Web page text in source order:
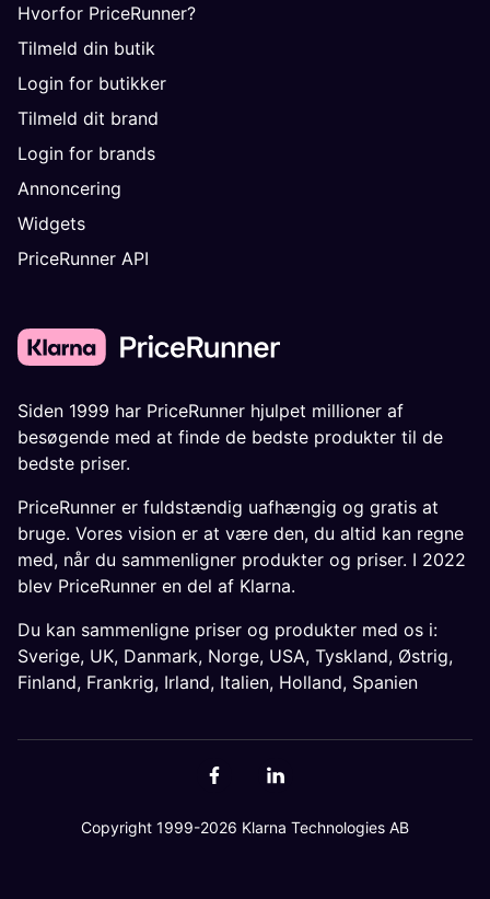
Hvorfor PriceRunner?
Tilmeld din butik
Login for butikker
Tilmeld dit brand
Login for brands
Annoncering
Widgets
PriceRunner API
Siden 1999 har PriceRunner hjulpet millioner af
besøgende med at finde de bedste produkter til de
bedste priser.
PriceRunner er fuldstændig uafhængig og gratis at
bruge. Vores vision er at være den, du altid kan regne
med, når du sammenligner produkter og priser. I 2022
blev PriceRunner en del af Klarna.
Du kan sammenligne priser og produkter med os i:
Sverige, UK, Danmark, Norge, USA, Tyskland, Østrig,
Finland, Frankrig, Irland, Italien, Holland, Spanien
Copyright 1999-2026 Klarna Technologies AB